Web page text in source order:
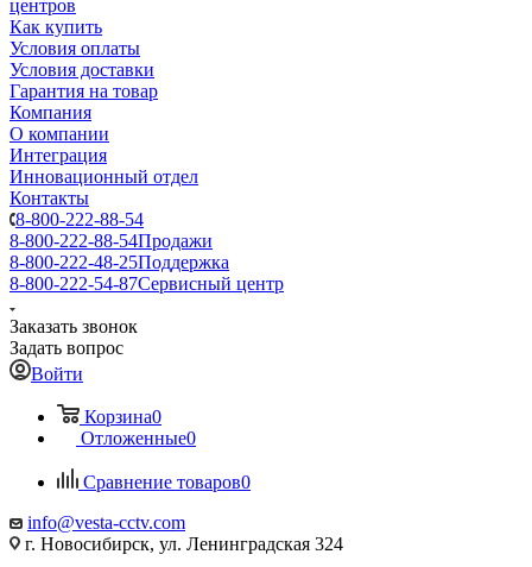
центров
Как купить
Условия оплаты
Условия доставки
Гарантия на товар
Компания
О компании
Интеграция
Инновационный отдел
Контакты
8-800-222-88-54
8-800-222-88-54Продажи
8-800-222-48-25Поддержка
8-800-222-54-87Сервисный центр
Заказать звонок
Задать вопрос
Войти
Корзина0
Отложенные0
Сравнение товаров0
info@vesta-cctv.com
г. Новосибирск, ул. Ленинградская 324